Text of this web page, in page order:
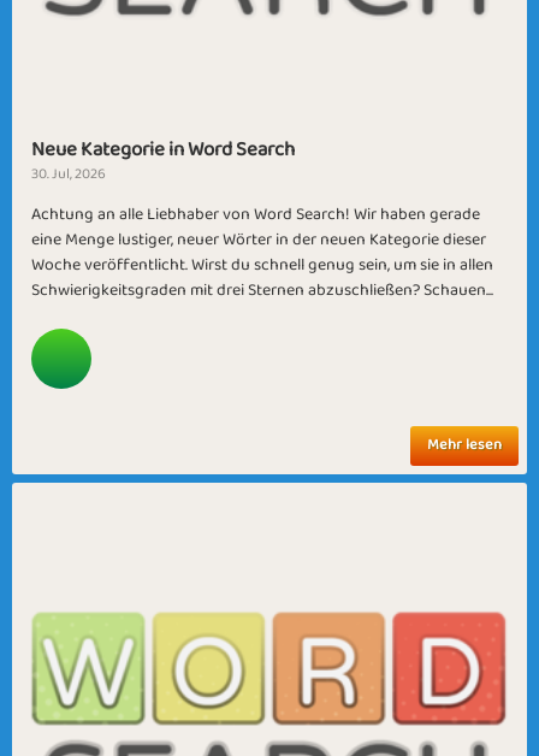
Neue Kategorie in Word Search
30. Jul, 2026
Achtung an alle Liebhaber von Word Search! Wir haben gerade
eine Menge lustiger, neuer Wörter in der neuen Kategorie dieser
Woche veröffentlicht. Wirst du schnell genug sein, um sie in allen
Schwierigkeitsgraden mit drei Sternen abzuschließen? Schauen...
Mehr lesen